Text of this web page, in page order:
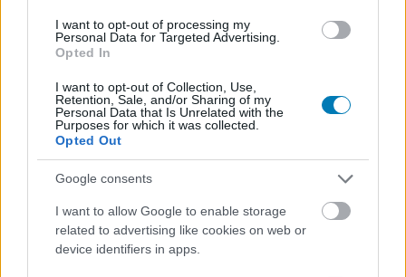
I want to opt-out of processing my
Personal Data for Targeted Advertising.
Opted In
I want to opt-out of Collection, Use,
Retention, Sale, and/or Sharing of my
Personal Data that Is Unrelated with the
Purposes for which it was collected.
Opted Out
Google consents
I want to allow Google to enable storage
related to advertising like cookies on web or
device identifiers in apps.
hőssé a szupiket. Magát a hétköznapinak cseppet sem
mondható sztorit Garth Ennis adja, aki nem fél a sötét,
briliánsan bánik a fekete humorral. A dialógusok
taglalják a mocskos oldalakat, azonban nem billennek
öncélúan eltúlzott szappanoperaszerűségbe. A
szereplők nem vérüket markolják sírva, de nem is
mosolyognak mindig viccesen. Mindig ott egy apró
rezdülés, amely eredendően emberi - bár súlyosan
átitatva önsajnálattal, tettvággyal, bosszúval,
hazugsággal.